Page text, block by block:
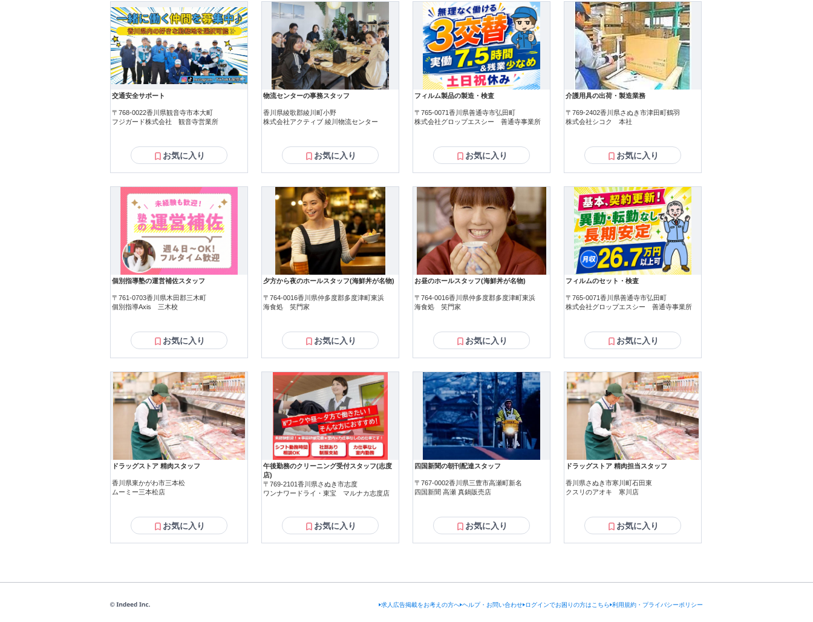
交通安全サポート
〒768-0022香川県観音寺市本大町
フジガード株式会社 観音寺営業所
お気に入り
物流センターの事務スタッフ
香川県綾歌郡綾川町小野
株式会社アクティブ 綾川物流センター
お気に入り
フィルム製品の製造・検査
〒765-0071香川県善通寺市弘田町
株式会社グロップエスシー 善通寺事業所
お気に入り
介護用具の出荷・製造業務
〒769-2402香川県さぬき市津田町鶴羽
株式会社シコク 本社
お気に入り
個別指導塾の運営補佐スタッフ
〒761-0703香川県木田郡三木町
個別指導Axis 三木校
お気に入り
夕方から夜のホールスタッフ(海鮮丼が名物)
〒764-0016香川県仲多度郡多度津町東浜
海食処 笑門家
お気に入り
お昼のホールスタッフ(海鮮丼が名物)
〒764-0016香川県仲多度郡多度津町東浜
海食処 笑門家
お気に入り
フィルムのセット・検査
〒765-0071香川県善通寺市弘田町
株式会社グロップエスシー 善通寺事業所
お気に入り
ドラッグストア 精肉スタッフ
香川県東かがわ市三本松
ムーミー三本松店
お気に入り
午後勤務のクリーニング受付スタッフ(志度
店)
〒769-2101香川県さぬき市志度
ワンナワードライ・東宝 マルナカ志度店
お気に入り
四国新聞の朝刊配達スタッフ
〒767-0002香川県三豊市高瀬町新名
四国新聞 高瀬 真鍋販売店
お気に入り
ドラッグストア 精肉担当スタッフ
香川県さぬき市寒川町石田東
クスリのアオキ 寒川店
お気に入り
求人広告掲載をお考えの方へ ヘルプ・お問い合わせ ログインでお困りの方はこちら 利用規約・プライバシーポリシー